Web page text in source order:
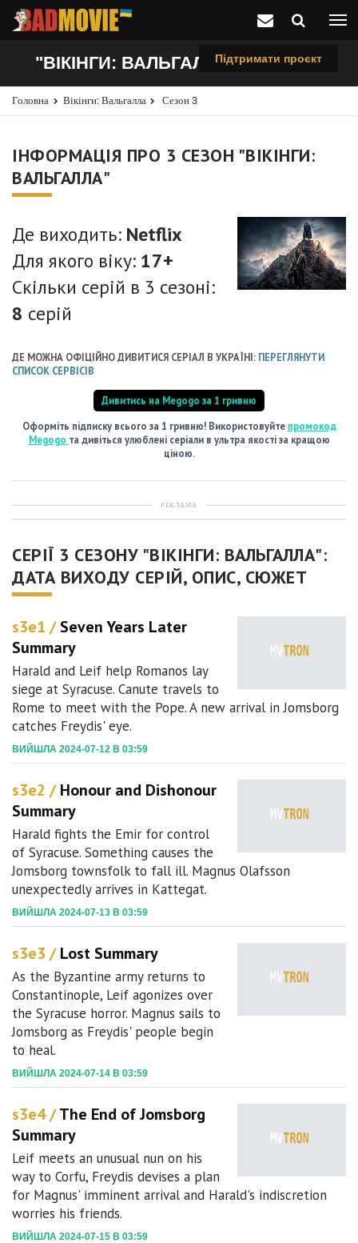
Підтримати проєкт
"ВІКІНГИ: ВАЛЬГАЛЛА", 3 СЕЗОН
Головна Вікінги: Вальгалла Сезон 3
ІНФОРМАЦІЯ ПРО 3 СЕЗОН "ВІКІНГИ:
ВАЛЬГАЛЛА"
Де виходить: Netflix
Для якого віку: 17+
Скільки серій в 3 сезоні:
8 серій
ДЕ МОЖНА ОФІЦІЙНО ДИВИТИСЯ СЕРІАЛ В УКРАЇНІ: ПЕРЕГЛЯНУТИ
СПИСОК СЕРВІСІВ
Дивитись на Megogo за 1 гривню
Оформіть підписку всього за 1 гривню! Використовуйте промокод
Megogo та дивіться улюблені серіали в ультра якості за кращою
ціною.
РЕКЛАМА
СЕРІЇ 3 СЕЗОНУ "ВІКІНГИ: ВАЛЬГАЛЛА":
ДАТА ВИХОДУ СЕРІЙ, ОПИС, СЮЖЕТ
s3e1 /Seven Years Later
Summary
Harald and Leif help Romanos lay
siege at Syracuse. Canute travels to
Rome to meet with the Pope. A new arrival in Jomsborg
catches Freydis' eye.
ВИЙШЛА 2024-07-12 В 03:59
s3e2 /Honour and Dishonour
Summary
Harald fights the Emir for control
of Syracuse. Something causes the
Jomsborg townsfolk to fall ill. Magnus Olafsson
unexpectedly arrives in Kattegat.
ВИЙШЛА 2024-07-13 В 03:59
s3e3 /Lost Summary
As the Byzantine army returns to
Constantinople, Leif agonizes over
the Syracuse horror. Magnus sails to
Jomsborg as Freydis' people begin
to heal.
ВИЙШЛА 2024-07-14 В 03:59
s3e4 /The End of Jomsborg
Summary
Leif meets an unusual nun on his
way to Corfu, Freydis devises a plan
for Magnus' imminent arrival and Harald's indiscretion
worries his friends.
ВИЙШЛА 2024-07-15 В 03:59